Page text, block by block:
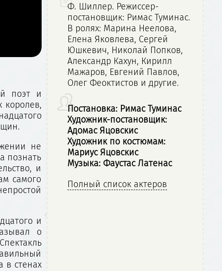
поэт и
королев,
не
познать
и
самого
и
о
в стенах
Ф. Шиллер. Режиссер-
постановщик: Римас Туминас.
В ролях: Марина Неелова,
Елена Яковлева, Сергей
Юшкевич, Николай Попков,
Александр Кахун, Кирилл
Мажаров, Евгений Павлов,
Олег Феоктистов и другие.
Постановка: Римас Туминас
Художник-постановщик:
Адомас Яцовскис
Художник по костюмам:
Мариус Яцовскис
Музыка: Фаустас Латенас
Полный список актеров